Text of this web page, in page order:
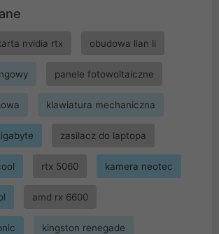
nvidia rtx obudowa lian li
panele fotowoltaiczne
klawiatura mechaniczna
zasilacz do laptopa
rtx 5060 kamera neotec
amd rx 6600
kingston renegade